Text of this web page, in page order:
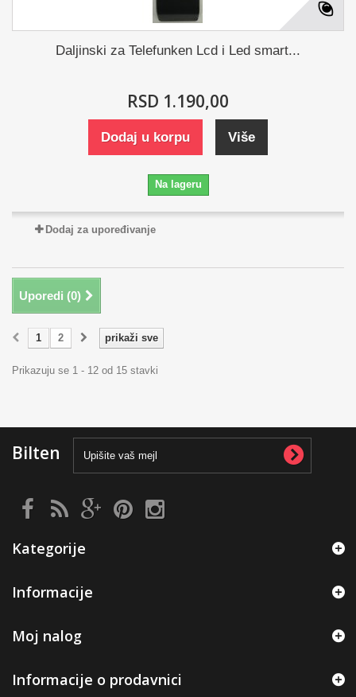
Daljinski za Telefunken Lcd i Led smart...
RSD 1.190,00
Dodaj u korpu Više
Na lageru
Dodaj za upoređivanje
Uporedi (0)
prikaži sve
1 2
Prikazuju se 1 - 12 od 15 stavki
Bilten
Kategorije
Informacije
Moj nalog
Informacije o prodavnici